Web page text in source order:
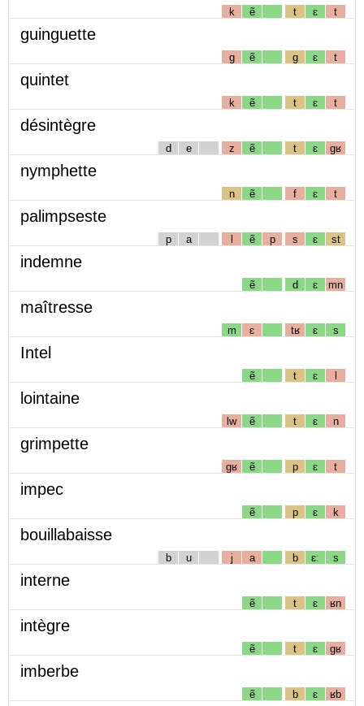
k ẽ t ɛ t
guinguette
g ẽ g ɛ t
quintet
k ẽ t ɛ t
désintègre
d e z ẽ t ɛ gʁ
nymphette
n ẽ f ɛ t
palimpseste
p a l ẽ p s ɛ st
indemne
ẽ d ɛ mn
maîtresse
m ɛ tʁ ɛ s
Intel
ẽ t ɛ l
lointaine
lw ẽ t ɛ n
grimpette
gʁ ẽ p ɛ t
impec
ẽ p ɛ k
bouillabaisse
b u j a b ɛː s
interne
ẽ t ɛ ʁn
intègre
ẽ t ɛ gʁ
imberbe
ẽ b ɛ ʁb